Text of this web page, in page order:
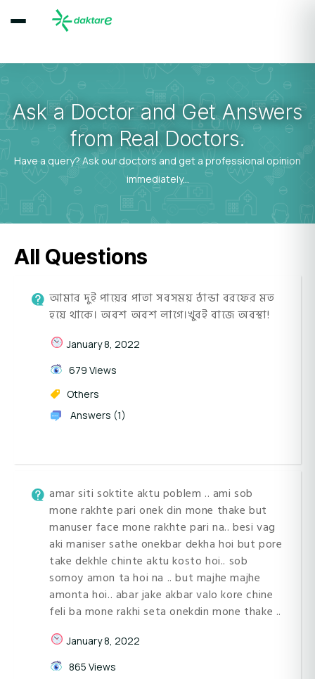
Ask a Doctor and Get Answers
from Real Doctors.
Have a query? Ask our doctors and get a professional opinion
immediately...
All Questions
আমার দুই পায়ের পাতা সবসময় ঠান্ডা বরফের মত
হয়ে থাকে। অবশ অবশ লাগে।খুবই বাজে অবস্থা!
January 8, 2022
679 Views
Others
Answers (1)
amar siti soktite aktu poblem .. ami sob
mone rakhte pari onek din mone thake but
manuser face mone rakhte pari na.. besi vag
aki maniser sathe onekbar dekha hoi but pore
take dekhle chinte aktu kosto hoi.. sob
somoy amon ta hoi na .. but majhe majhe
amonta hoi.. abar jake akbar valo kore chine
feli ba mone rakhi seta onekdin mone thake ..
January 8, 2022
865 Views